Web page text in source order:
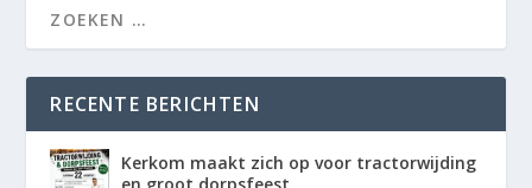
RECENTE BERICHTEN
Kerkom maakt zich op voor tractorwijding